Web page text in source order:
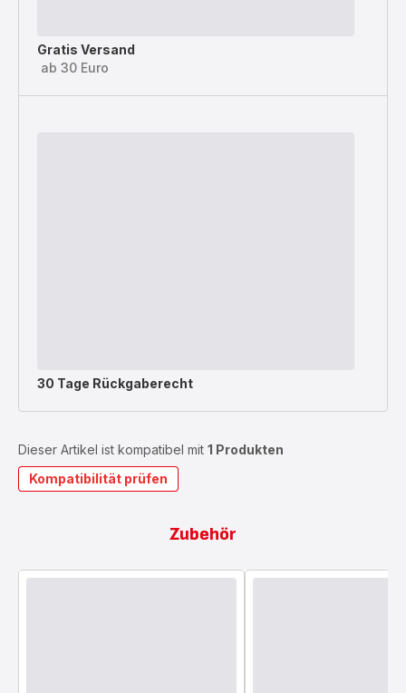
Gratis Versand
ab 30 Euro
30 Tage Rückgaberecht
Dieser Artikel ist kompatibel mit 1 Produkten
Kompatibilität prüfen
Zubehör